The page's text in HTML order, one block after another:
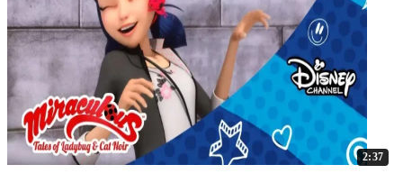
2:37